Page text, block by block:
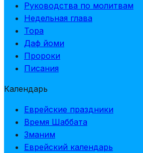
Руководства по молитвам
Недельная глава
Тора
Даф йоми
Пророки
Писания
Календарь
Еврейские праздники
Время Шаббата
Зманим
Еврейский календарь